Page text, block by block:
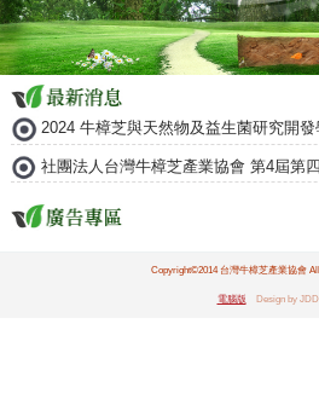
2024 牛樟芝與天然物及益生菌研究開發
社團法人台灣牛樟芝產業協會 第4屆第
Copyright©2014 台灣牛樟芝產業協會
電腦版 Design by